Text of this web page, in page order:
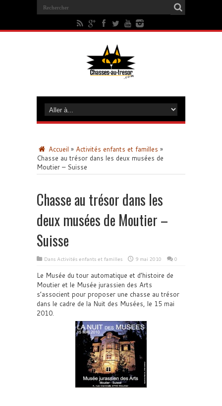
Accueil » Activités enfants et familles »
Chasse au trésor dans les deux musées de
Moutier – Suisse
Chasse au trésor dans les
deux musées de Moutier –
Suisse
Dans Activités enfants et familles 9 mai 2010 0
Le Musée du tour automatique et d’histoire de
Moutier et le Musée jurassien des Arts
s’associent pour proposer une chasse au trésor
dans le cadre de la Nuit des Musées, le 15 mai
2010.